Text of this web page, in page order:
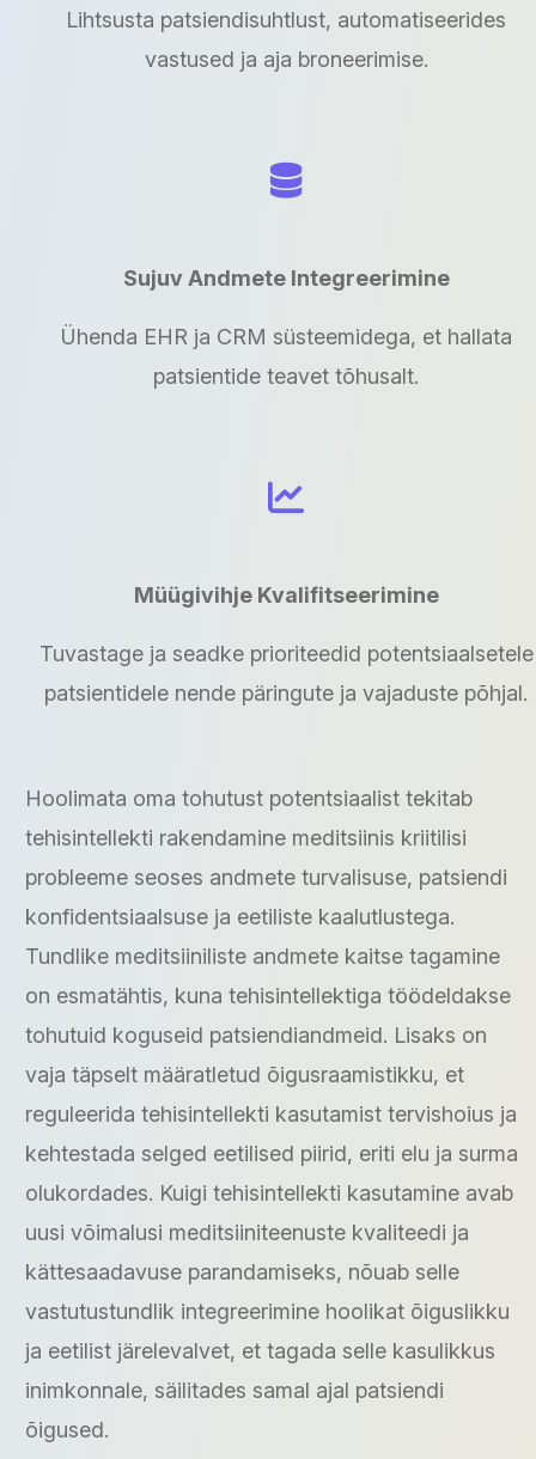
Lihtsusta patsiendisuhtlust, automatiseerides
vastused ja aja broneerimise.
Sujuv Andmete Integreerimine
Ühenda EHR ja CRM süsteemidega, et hallata
patsientide teavet tõhusalt.
Müügivihje Kvalifitseerimine
Tuvastage ja seadke prioriteedid potentsiaalsetele
patsientidele nende päringute ja vajaduste põhjal.
Hoolimata oma tohutust potentsiaalist tekitab
tehisintellekti rakendamine meditsiinis kriitilisi
probleeme seoses andmete turvalisuse, patsiendi
konfidentsiaalsuse ja eetiliste kaalutlustega.
Tundlike meditsiiniliste andmete kaitse tagamine
on esmatähtis, kuna tehisintellektiga töödeldakse
tohutuid koguseid patsiendiandmeid. Lisaks on
vaja täpselt määratletud õigusraamistikku, et
reguleerida tehisintellekti kasutamist tervishoius ja
kehtestada selged eetilised piirid, eriti elu ja surma
olukordades. Kuigi tehisintellekti kasutamine avab
uusi võimalusi meditsiiniteenuste kvaliteedi ja
kättesaadavuse parandamiseks, nõuab selle
vastutustundlik integreerimine hoolikat õiguslikku
ja eetilist järelevalvet, et tagada selle kasulikkus
inimkonnale, säilitades samal ajal patsiendi
õigused.